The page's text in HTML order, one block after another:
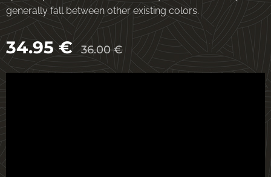
generally fall between other existing colors.
34.95€ 36.00€